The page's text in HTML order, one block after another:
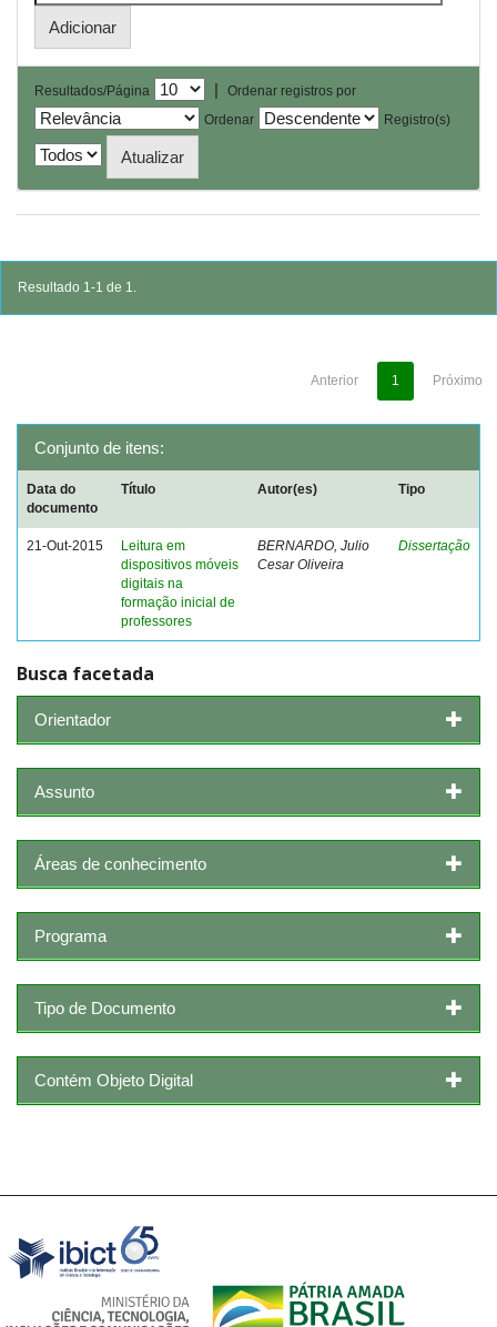
Resultados/Página |
Ordenar registros por
Ordenar
Registro(s)
Resultado 1-1 de 1.
Anterior 1 Próximo
Conjunto de itens:
Data do
documento
Título Autor(es) Tipo
21-Out-2015
Leitura em
dispositivos móveis
digitais na
formação inicial de
professores
BERNARDO, Julio
Cesar Oliveira
Dissertação
Busca facetada
Orientador
Assunto
Áreas de conhecimento
Programa
Tipo de Documento
Contém Objeto Digital